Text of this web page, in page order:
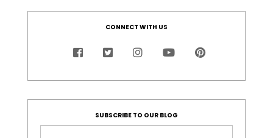
CONNECT WITH US
SUBSCRIBE TO OUR BLOG